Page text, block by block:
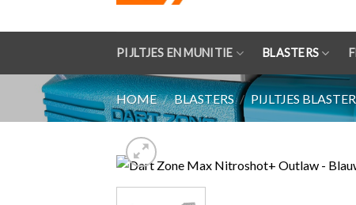
PIJLTJES EN MUNITIE BLASTERS
HOME / BLASTERS / PIJLTJES